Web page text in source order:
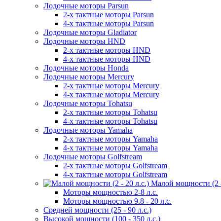
Лодочные моторы Parsun
2-х тактные моторы Parsun
4-х тактные моторы Parsun
Лодочные моторы Gladiator
Лодочные моторы HND
2-х тактные моторы HND
4-х тактные моторы HND
Лодочные моторы Honda
Лодочные моторы Mercury
2-х тактные моторы Mercury
4-х тактные моторы Mercury
Лодочные моторы Tohatsu
2-х тактные моторы Tohatsu
4-х тактные моторы Tohatsu
Лодочные моторы Yamaha
2-х тактные моторы Yamaha
4-х тактные моторы Yamaha
Лодочные моторы Golfstream
2-х тактные моторы Golfstream
4-х тактные моторы Golfstream
Малой мощности (2
Моторы мощностью 2-8 л.с.
Моторы мощностью 9.8 - 20 л.с.
Средней мощности (25 - 90 л.с.)
Высокой мощности (100 - 350 л.с.)